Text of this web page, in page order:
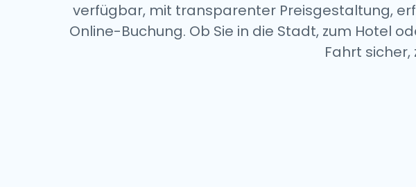
verfügbar, mit transparenter Preisgestaltung,
Online-Buchung. Ob Sie in die Stadt, zum Hotel
Fahrt